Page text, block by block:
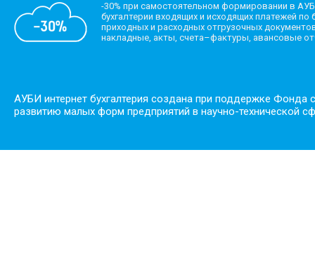
-30% при самостоятельном формировании в
бухгалтерии входящих и исходящих платежей по
приходных и расходных отгрузочных
накладные, акты, счета–фактуры, авансовые
АУБИ интернет бухгалтерия создана при поддержке Фонда
развитию малых форм предприятий в научно-технической